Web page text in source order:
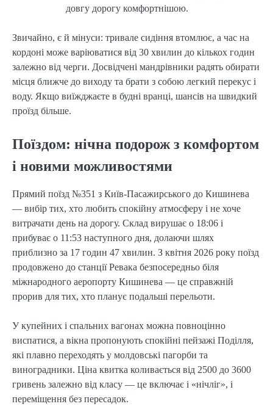
довгу дорогу комфортнішою.
Звичайно, є й мінуси: тривале сидіння втомлює, а час на
кордоні може варіюватися від 30 хвилин до кількох годин
залежно від черги. Досвідчені мандрівники радять обирати
місця ближче до виходу та брати з собою легкий перекус і
воду. Якщо виїжджаєте в будні вранці, шансів на швидкий
проїзд більше.
Поїздом: нічна подорож з комфортом
і новими можливостями
Прямий поїзд №351 з Київ-Пасажирського до Кишинева
— вибір тих, хто любить спокійну атмосферу і не хоче
витрачати день на дорогу. Склад вирушає о 18:06 і
прибуває о 11:53 наступного дня, долаючи шлях
приблизно за 17 годин 47 хвилин. З квітня 2026 року поїзд
продовжено до станції Ревака безпосередньо біля
міжнародного аеропорту Кишинева — це справжній
прорив для тих, хто планує подальші перельоти.
У купейних і спальних вагонах можна повноцінно
виспатися, а вікна пропонують спокійні пейзажі Поділля,
які плавно переходять у молдовські пагорби та
виноградники. Ціна квитка коливається від 2500 до 3600
гривень залежно від класу — це включає і «нічліг», і
переміщення без пересадок.